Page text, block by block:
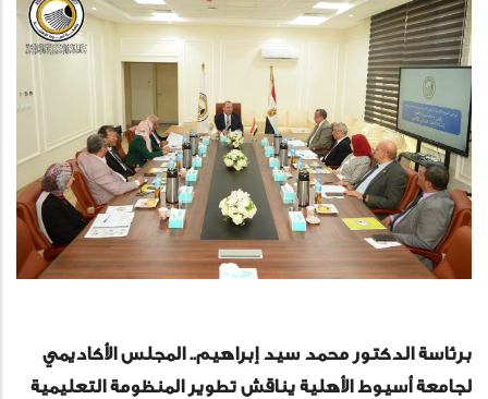
برئاسة الدكتور محمد سيد إبراهيم.. المجلس الأكاديمي
لجامعة أسيوط الأهلية يناقش تطوير المنظومة التعليمية